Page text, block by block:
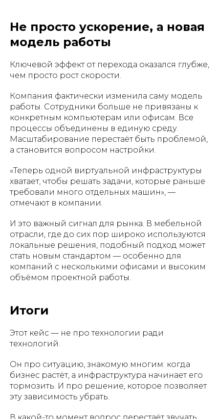
Не просто ускорение, а новая
модель работы
Ключевой эффект от перехода оказался глубже,
чем просто рост скорости.
Компания фактически изменила саму модель
работы. Сотрудники больше не привязаны к
конкретным компьютерам или офисам. Все
процессы объединены в единую среду.
Масштабирование перестаёт быть проблемой,
а становится вопросом настройки.
«Теперь одной виртуальной инфраструктуры
хватает, чтобы решать задачи, которые раньше
требовали много отдельных машин», —
отмечают в компании.
И это важный сигнал для рынка. В мебельной
отрасли, где до сих пор широко используются
локальные решения, подобный подход может
стать новым стандартом — особенно для
компаний с несколькими офисами и высоким
объёмом проектной работы.
Итоги
Этот кейс — не про технологии ради
технологий.
Он про ситуацию, знакомую многим: когда
бизнес растёт, а инфраструктура начинает его
тормозить. И про решение, которое позволяет
эту зависимость убрать.